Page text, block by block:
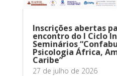
Inscrições abertas
encontro do I Ciclo
Seminários
Psicologia África,
Caribe”
27 de julho de 2026